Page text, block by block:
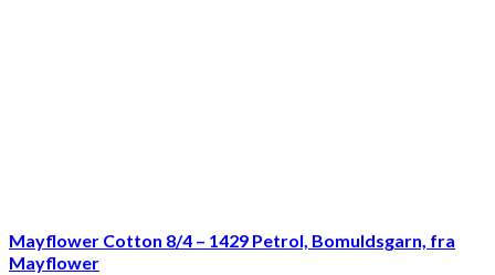
Mayflower Cotton 8/4 – 1429 Petrol, Bomuldsgarn, fra
Mayflower